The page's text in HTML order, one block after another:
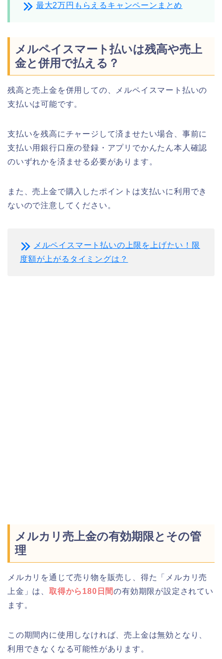
最大2万円もらえるキャンペーンまとめ
メルペイスマート払いは残高や売上
金と併用で払える？
残高と売上金を併用しての、メルペイスマート払いの
支払いは可能です。
支払いを残高にチャージして済ませたい場合、事前に
支払い用銀行口座の登録・アプリでかんたん本人確認
のいずれかを済ませる必要があります。
また、売上金で購入したポイントは支払いに利用でき
ないので注意してください。
メルペイスマート払いの上限を上げたい！限
度額が上がるタイミングは？
メルカリ売上金の有効期限とその管
理
メルカリを通じて売り物を販売し、得た「メルカリ売
上金」は、 取得から180日間の有効期限が設定されてい
ます。
この期間内に使用しなければ、売上金は無効となり、
利用できなくなる可能性があります。